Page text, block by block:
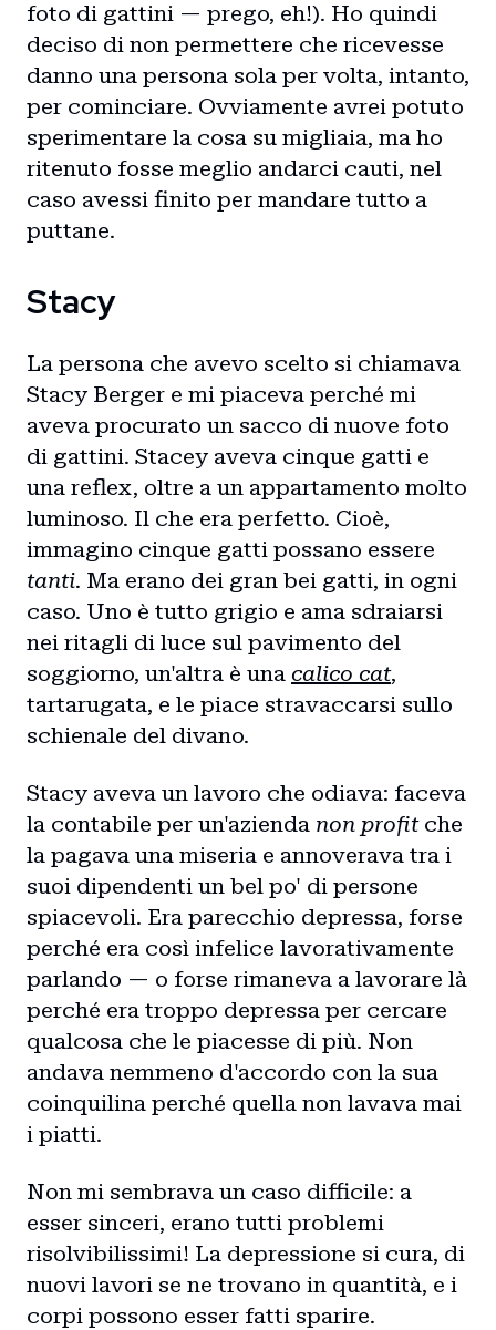
Storie
Collaborazioni
foto di gattini — prego, eh!). Ho quindi
deciso di non permettere che ricevesse
danno una persona sola per volta, intanto,
per cominciare. Ovviamente avrei potuto
sperimentare la cosa su migliaia, ma ho
ritenuto fosse meglio andarci cauti, nel
caso avessi finito per mandare tutto a
puttane.
Stacy
La persona che avevo scelto si chiamava
Stacy Berger e mi piaceva perché mi
aveva procurato un sacco di nuove foto
di gattini. Stacey aveva cinque gatti e
una reflex, oltre a un appartamento molto
luminoso. Il che era perfetto. Cioè,
immagino cinque gatti possano essere
tanti. Ma erano dei gran bei gatti, in ogni
caso. Uno è tutto grigio e ama sdraiarsi
nei ritagli di luce sul pavimento del
soggiorno, un'altra è una calico cat,
tartarugata, e le piace stravaccarsi sullo
schienale del divano.
Stacy aveva un lavoro che odiava: faceva
la contabile per un'azienda non profitche
la pagava una miseria e annoverava tra i
suoi dipendenti un bel po' di persone
spiacevoli. Era parecchio depressa, forse
perché era così infelice lavorativamente
parlando — o forse rimaneva a lavorare là
perché era troppo depressa per cercare
qualcosa che le piacesse di più. Non
andava nemmeno d'accordo con la sua
coinquilina perché quella non lavava mai
i piatti.
Non mi sembrava un caso difficile: a
esser sinceri, erano tutti problemi
risolvibilissimi! La depressione si cura, di
nuovi lavori se ne trovano in quantità, e i
corpi possono esser fatti sparire.